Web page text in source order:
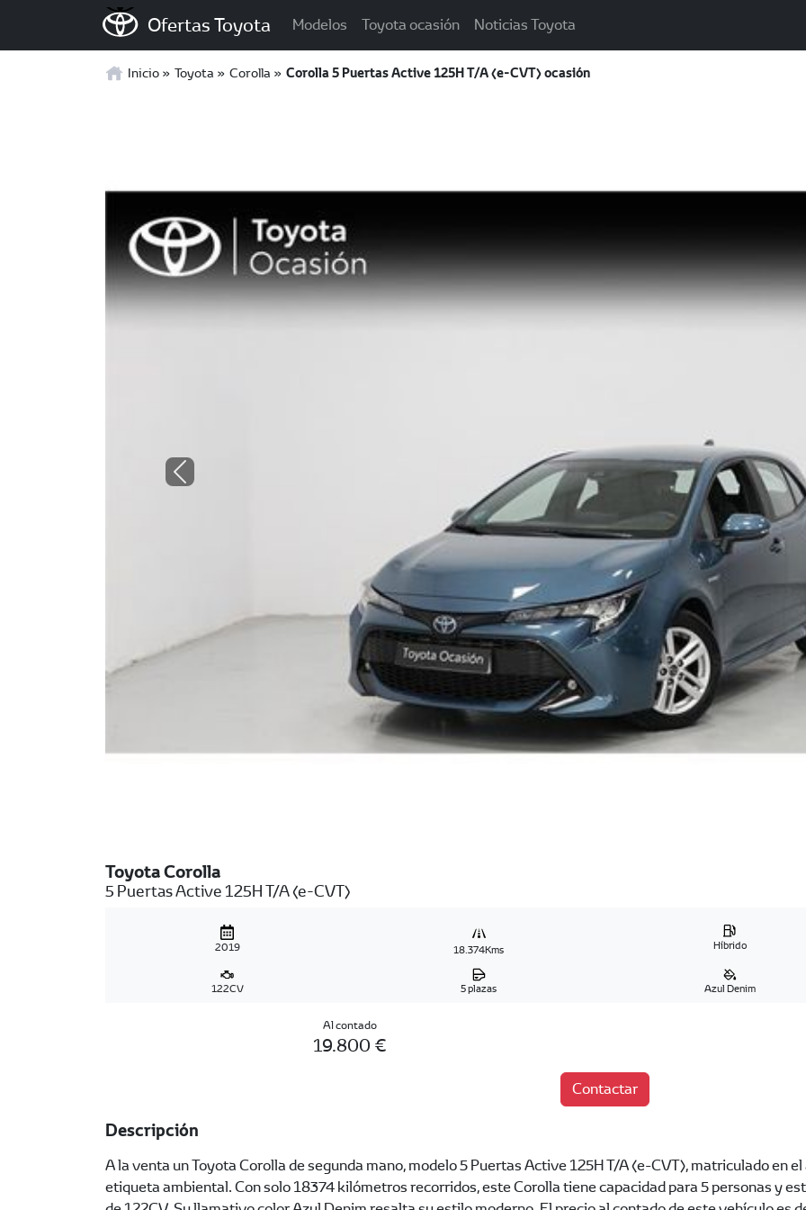
Ofertas Toyota Modelos Toyota ocasión Noticias Toyota
Inicio Toyota Corolla Corolla 5 Puertas Active 125H T/A (e-CVT) ocasión
Previous
Toyota Corolla
5 Puertas Active 125H T/A (e-CVT)
2019 18.374Kms Híbrido
122CV 5 plazas Azul Denim
Al contado
19.800 €
Contactar
Descripción
A la venta un Toyota Corolla de segunda mano, modelo 5 Puertas Active 125H T/A (e-CVT), matriculado en
etiqueta ambiental. Con solo 18374 kilómetros recorridos, este Corolla tiene capacidad para 5 personas y